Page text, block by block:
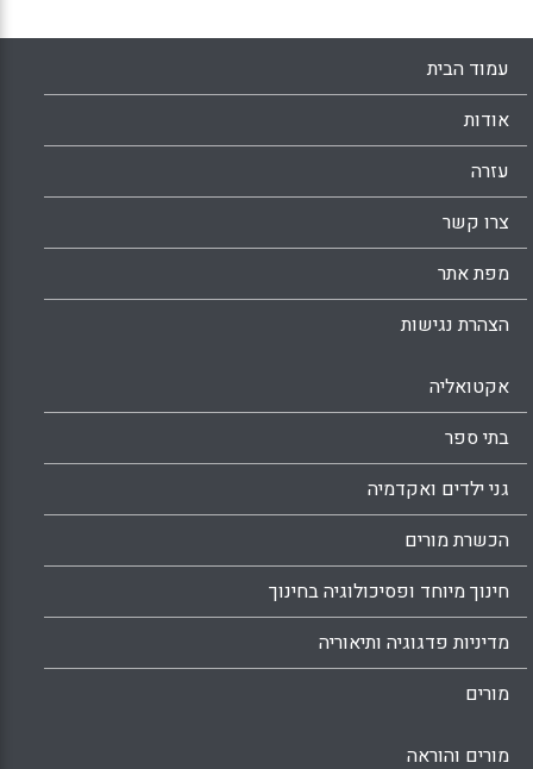
עמוד הבית
אודות
עזרה
צרו קשר
מפת אתר
הצהרת נגישות
אקטואליה
בתי ספר
גני ילדים ואקדמיה
הכשרת מורים
חינוך מיוחד ופסיכולוגיה בחינוך
מדיניות פדגוגיה ותיאוריה
מורים
מורים והוראה